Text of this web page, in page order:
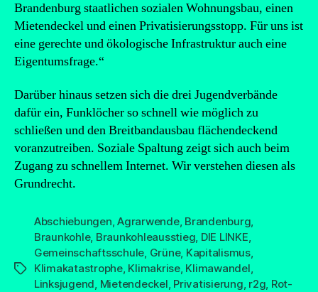
Brandenburg staatlichen sozialen Wohnungsbau, einen
Mietendeckel und einen Privatisierungsstopp. Für uns ist
eine gerechte und ökologische Infrastruktur auch eine
Eigentumsfrage.“
Darüber hinaus setzen sich die drei Jugendverbände
dafür ein, Funklöcher so schnell wie möglich zu
schließen und den Breitbandausbau flächendeckend
voranzutreiben. Soziale Spaltung zeigt sich auch beim
Zugang zu schnellem Internet. Wir verstehen diesen als
Grundrecht.
Schlagwörter
Abschiebungen,Agrarwende, Brandenburg,
Braunkohle, Braunkohleausstieg, DIE LINKE,
Gemeinschaftsschule, Grüne, Kapitalismus,
Klimakatastrophe, Klimakrise, Klimawandel,
Linksjugend, Mietendeckel, Privatisierung, r2g, Rot-